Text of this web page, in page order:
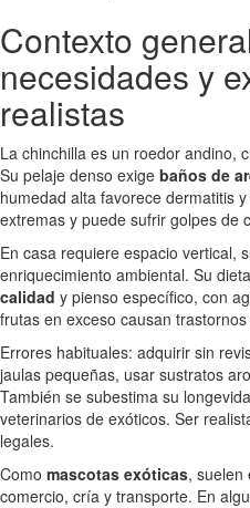
Contexto
necesidades y
realistas
La chinchilla es un roedor andino,
Su pelaje denso exige baños de
humedad alta favorece dermatitis
extremas y puede sufrir golpes de
En casa requiere espacio vertical,
enriquecimiento ambiental. Su
calidad y pienso específico, con
frutas en exceso causan
Errores habituales: adquirir sin
jaulas pequeñas, usar sustratos
También se subestima su
veterinarios de exóticos. Ser
legales.
Como mascotas exóticas, suelen
comercio, cría y transporte. En